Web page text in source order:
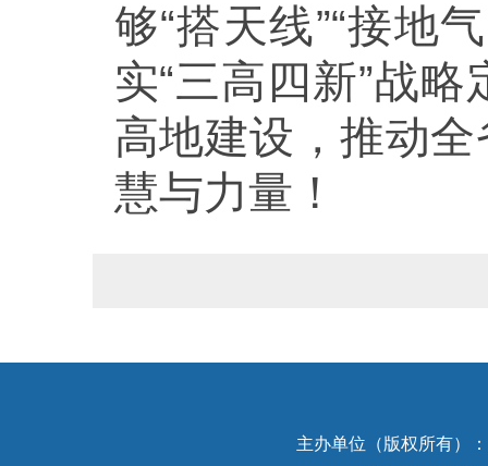
够“搭天线”“接地
实“三高四新”战
高地建设，推动
慧与力量！
主办单位（版权所有）